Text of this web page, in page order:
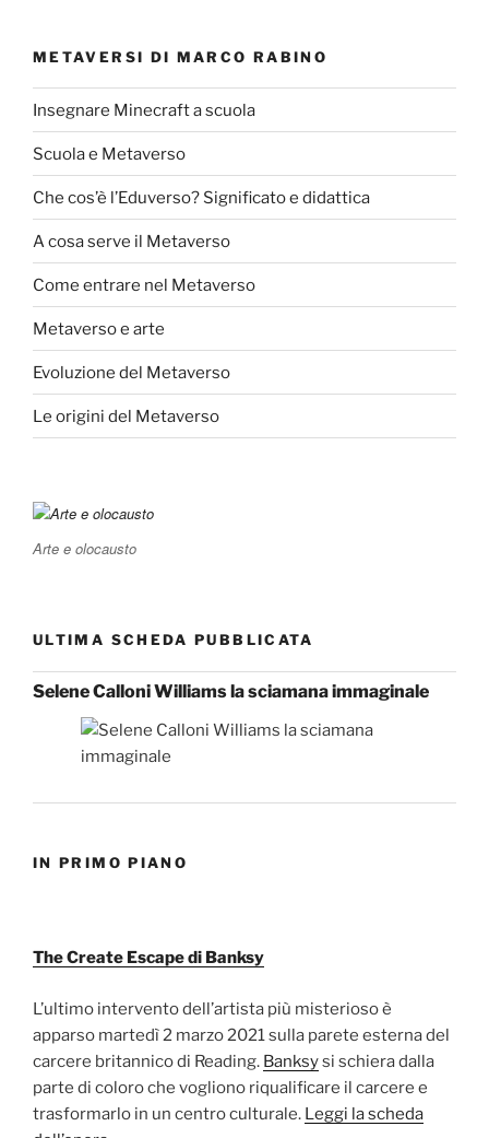
METAVERSI DI MARCO RABINO
Insegnare Minecraft a scuola
Scuola e Metaverso
Che cos’è l’Eduverso? Significato e didattica
A cosa serve il Metaverso
Come entrare nel Metaverso
Metaverso e arte
Evoluzione del Metaverso
Le origini del Metaverso
Arte e olocausto
ULTIMA SCHEDA PUBBLICATA
Selene Calloni Williams la sciamana immaginale
IN PRIMO PIANO
The Create Escape di Banksy
L’ultimo intervento dell’artista più misterioso è
apparso martedì 2 marzo 2021 sulla parete esterna del
carcere britannico di Reading. Banksysi schiera dalla
parte di coloro che vogliono riqualificare il carcere e
trasformarlo in un centro culturale. Leggi la scheda